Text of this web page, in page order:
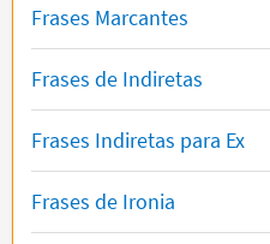
Frases Marcantes
Frases de Indiretas
Frases Indiretas para Ex
Frases de Ironia